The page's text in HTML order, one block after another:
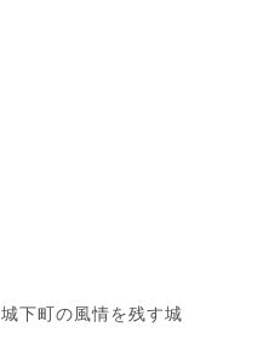
城下町の風情を残す城